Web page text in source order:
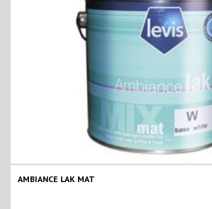
AMBIANCE LAK MAT